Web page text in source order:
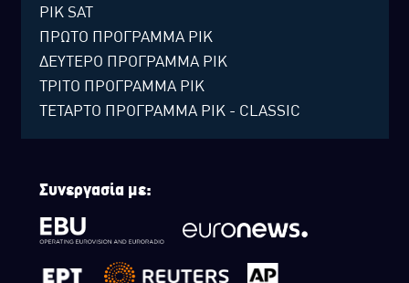
ΡΙΚ SAT
ΠΡΩΤΟ ΠΡΟΓΡΑΜΜΑ ΡΙΚ
ΔΕΥΤΕΡΟ ΠΡΟΓΡΑΜΜΑ ΡΙΚ
ΤΡΙΤΟ ΠΡΟΓΡΑΜΜΑ ΡΙΚ
ΤΕΤΑΡΤΟ ΠΡΟΓΡΑΜΜΑ ΡΙΚ - CLASSIC
Συνεργασία με: